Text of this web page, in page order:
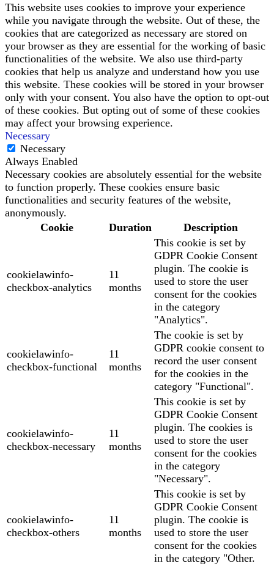
This website uses cookies to improve your experience
while you navigate through the website. Out of these, the
cookies that are categorized as necessary are stored on
your browser as they are essential for the working of basic
functionalities of the website. We also use third-party
cookies that help us analyze and understand how you use
this website. These cookies will be stored in your browser
only with your consent. You also have the option to opt-out
of these cookies. But opting out of some of these cookies
may affect your browsing experience.
Necessary
Necessary
Always Enabled
Necessary cookies are absolutely essential for the website
to function properly. These cookies ensure basic
functionalities and security features of the website,
anonymously.
Cookie
Duration Description
cookielawinfo-
checkbox-analytics
11
months
This cookie is set by
GDPR Cookie Consent
plugin. The cookie is
used to store the user
consent for the cookies
in the category
"Analytics".
cookielawinfo-
checkbox-functional
11
months
The cookie is set by
GDPR cookie consent to
record the user consent
for the cookies in the
category "Functional".
cookielawinfo-
checkbox-necessary
11
months
This cookie is set by
GDPR Cookie Consent
plugin. The cookies is
used to store the user
consent for the cookies
in the category
"Necessary".
cookielawinfo-
checkbox-others
11
months
This cookie is set by
GDPR Cookie Consent
plugin. The cookie is
used to store the user
consent for the cookies
in the category "Other.